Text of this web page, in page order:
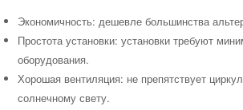
Экономичность: дешевле большинства
Простота установки: установки требуют
оборудования.
Хорошая вентиляция: не препятствует
солнечному свету.